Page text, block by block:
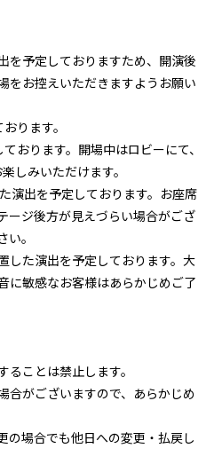
を予定しておりますため、開演後
をお控えいただきますようお願い
ります。
おります。開場中はロビーにて、
しみいただけます。
演出を予定しております。お座席
ージ後方が見えづらい場合がござ
。
した演出を予定しております。大
に敏感なお客様はあらかじめご了
ことは禁止します。
がございますので、あらかじめ
場合でも他日への変更・払戻し